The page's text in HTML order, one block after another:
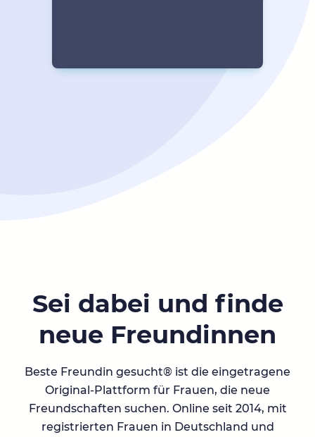
Sei dabei und finde
neue Freundinnen
Beste Freundin gesucht® ist die eingetragene
Original-Plattform für Frauen, die neue
Freundschaften suchen. Online seit 2014, mit
registrierten Frauen in Deutschland und